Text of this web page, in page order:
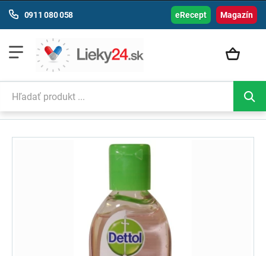
Magazín
0911 080 058 eRecept